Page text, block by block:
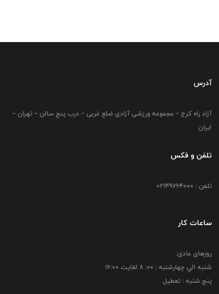
آدرس
آزاد راه کرج – مجموعه ورزشی آزادی ضلع غربی – درب پنج سالن – تهران –
ایران
تلفن و فکس
تلفن : 02149764000
ساعات کار
روزهای عادی:
شنبه الي چهارشنبه : 00: 8 لغايت 16:00
پنج شنبه : تعطیل